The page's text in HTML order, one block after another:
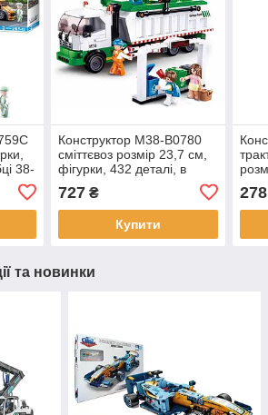
38-
Конструктор M38-B0780
сміттєвоз розмір 23,7 см,
фігурки, 432 деталі, в
727₴
Купити
278
та новинки